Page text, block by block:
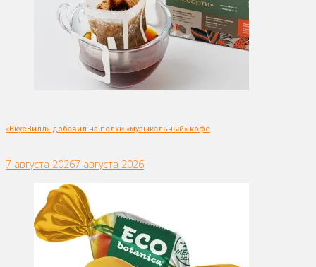
«ВкусВилл» добавил на полки «музыкальный» кофе
7 августа 20267 августа 2026